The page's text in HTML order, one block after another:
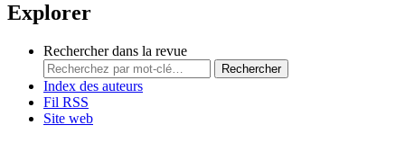
Explorer
Rechercher dans la revue
Rechercher
Index des auteurs
Fil RSS
Site web